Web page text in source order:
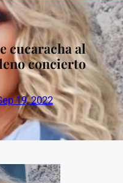
cucaracha al
concierto
19, 2022